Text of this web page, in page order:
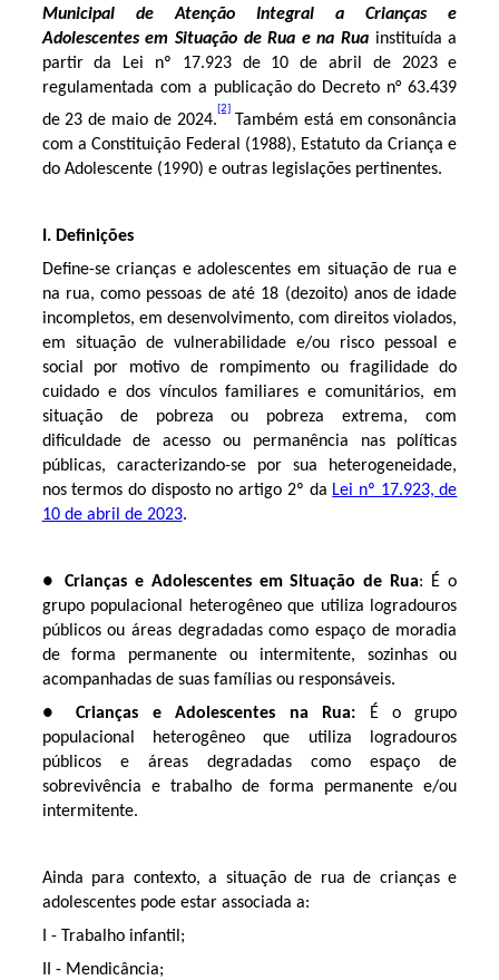
Municipal de Atenção Integral a Crianças e
Adolescentes em Situação de Rua e na Rua instituída a
partir da Lei nº 17.923 de 10 de abril de 2023 e
regulamentada com a publicação do Decreto n° 63.439
de 23 de maio de 2024.
[2]
Também está em consonância
com a Constituição Federal (1988), Estatuto da Criança e
do Adolescente (1990) e outras legislações pertinentes.
I. Definições
Define-se crianças e adolescentes em situação de rua e
na rua, como pessoas de até 18 (dezoito) anos de idade
incompletos, em desenvolvimento, com direitos violados,
em situação de vulnerabilidade e/ou risco pessoal e
social por motivo de rompimento ou fragilidade do
cuidado e dos vínculos familiares e comunitários, em
situação de pobreza ou pobreza extrema, com
dificuldade de acesso ou permanência nas políticas
públicas, caracterizando-se por sua heterogeneidade,
nos termos do disposto no artigo 2º da Lei nº 17.923, de
10 de abril de 2023.
● Crianças e Adolescentes em Situação de Rua: É o
grupo populacional heterogêneo que utiliza logradouros
públicos ou áreas degradadas como espaço de moradia
de forma permanente ou intermitente, sozinhas ou
acompanhadas de suas famílias ou responsáveis.
●Crianças e Adolescentes na Rua: É o grupo
populacional heterogêneo que utiliza logradouros
públicos e áreas degradadas como espaço de
sobrevivência e trabalho de forma permanente e/ou
intermitente.
Ainda para contexto, a situação de rua de crianças e
adolescentes pode estar associada a:
I - Trabalho infantil;
II - Mendicância;